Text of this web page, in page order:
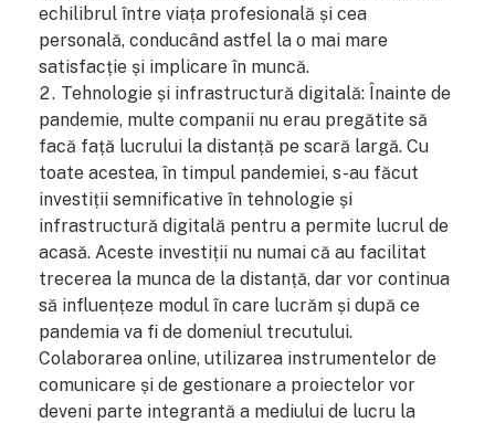
echilibrul între viața profesională și cea
personală, conducând astfel la o mai mare
satisfacție și implicare în muncă.
Tehnologie și infrastructură digitală: Înainte de
pandemie, multe companii nu erau pregătite să
facă față lucrului la distanță pe scară largă. Cu
toate acestea, în timpul pandemiei, s-au făcut
investiții semnificative în tehnologie și
infrastructură digitală pentru a permite lucrul de
acasă. Aceste investiții nu numai că au facilitat
trecerea la munca de la distanță, dar vor continua
să influențeze modul în care lucrăm și după ce
pandemia va fi de domeniul trecutului.
Colaborarea online, utilizarea instrumentelor de
comunicare și de gestionare a proiectelor vor
deveni parte integrantă a mediului de lucru la